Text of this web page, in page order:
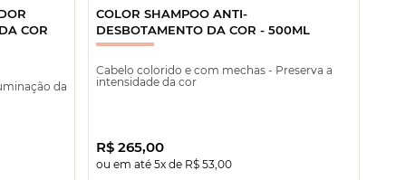
COR
da
COLOR SHAMPOO ANTI-
DESBOTAMENTO DA COR - 500ML
Cabelo colorido e com mechas - Preserva a
intensidade da cor
R$ 265,00
ou em até 5x de R$ 53,00